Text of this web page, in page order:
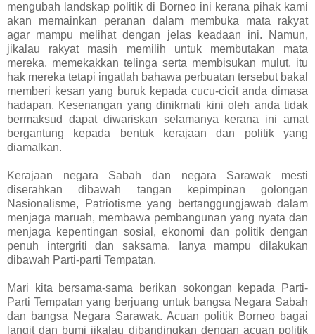
mengubah landskap politik di Borneo ini kerana pihak kami
akan memainkan peranan dalam membuka mata rakyat
agar mampu melihat dengan jelas keadaan ini. Namun,
jikalau rakyat masih memilih untuk membutakan mata
mereka, memekakkan telinga serta membisukan mulut, itu
hak mereka tetapi ingatlah bahawa perbuatan tersebut bakal
memberi kesan yang buruk kepada cucu-cicit anda dimasa
hadapan. Kesenangan yang dinikmati kini oleh anda tidak
bermaksud dapat diwariskan selamanya kerana ini amat
bergantung kepada bentuk kerajaan dan politik yang
diamalkan.
Kerajaan negara Sabah dan negara Sarawak mesti
diserahkan dibawah tangan kepimpinan golongan
Nasionalisme, Patriotisme yang bertanggungjawab dalam
menjaga maruah, membawa pembangunan yang nyata dan
menjaga kepentingan sosial, ekonomi dan politik dengan
penuh intergriti dan saksama. Ianya mampu dilakukan
dibawah Parti-parti Tempatan.
Mari kita bersama-sama berikan sokongan kepada Parti-
Parti Tempatan yang berjuang untuk bangsa Negara Sabah
dan bangsa Negara Sarawak. Acuan politik Borneo bagai
langit dan bumi jikalau dibandingkan dengan acuan politik